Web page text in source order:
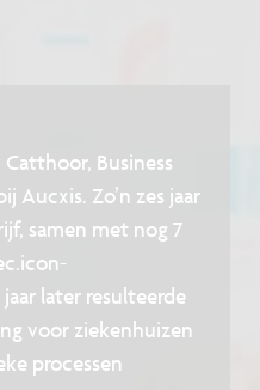
Business
Aucxis. Zo’n zes jaar
samen met nog 7
later resulteerde
voor ziekenhuizen
processen